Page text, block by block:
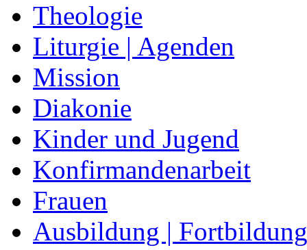
Theologie
Liturgie | Agenden
Mission
Diakonie
Kinder und Jugend
Konfirmandenarbeit
Frauen
Ausbildung | Fortbildung